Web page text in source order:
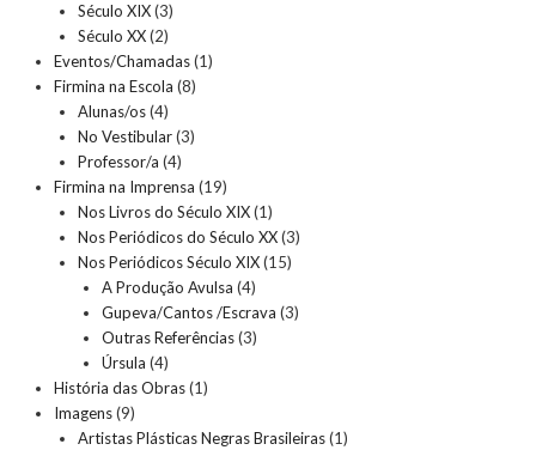
Século XIX(3)
Século XX(2)
Eventos/Chamadas(1)
Firmina na Escola (8)
Alunas/os(4)
No Vestibular(3)
Professor/a (4)
Firmina na Imprensa (19)
Nos Livros do Século XIX(1)
Nos Periódicos do Século XX(3)
Nos Periódicos Século XIX(15)
A Produção Avulsa (4)
Gupeva/Cantos /Escrava (3)
Outras Referências(3)
Úrsula (4)
História das Obras(1)
Imagens(9)
Artistas Plásticas Negras Brasileiras(1)